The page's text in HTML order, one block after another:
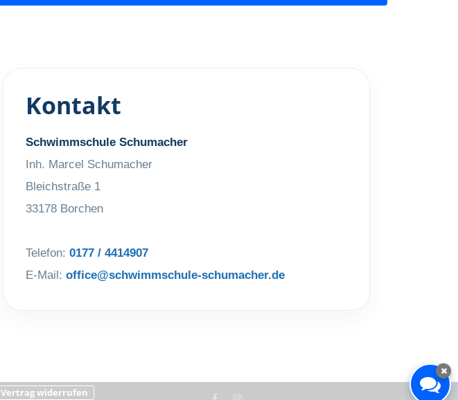
Kontakt
Schwimmschule Schumacher
Inh. Marcel Schumacher
Bleichstraße 1
33178 Borchen
Telefon: 0177 / 4414907
E-Mail: office@schwimmschule-schumacher.de
Vertrag widerrufen